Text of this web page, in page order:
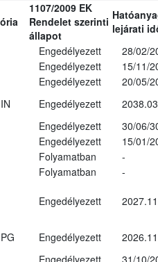
1107/2009 EK
Rendelet szerinti
állapot
lejárati
Engedélyezett
28/02/
Engedélyezett
15/11/
Engedélyezett
20/05/
Engedélyezett
Engedélyezett
30/06/
Engedélyezett
15/01/
Folyamatban
-
Folyamatban
-
Engedélyezett
Engedélyezett